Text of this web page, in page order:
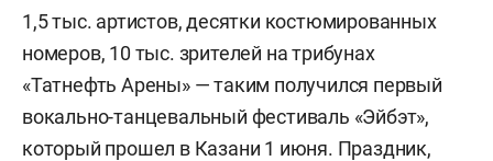
1,5 тыс. артистов, десятки костюмированных
номеров, 10 тыс. зрителей на трибунах
«Татнефть Арены» — таким получился первый
вокально-танцевальный фестиваль «Эйбэт»,
который прошел в Казани 1 июня. Праздник,